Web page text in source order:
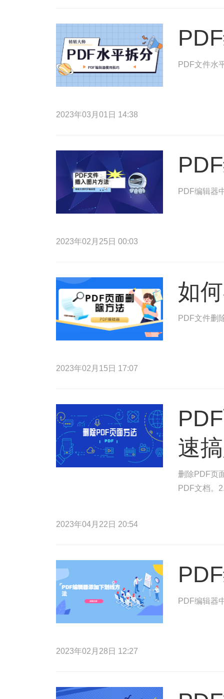
PDF文件水
2023年03月01日 14:38
PDF编辑器
2023年02月25日 00:03
如
PDF文件删
2023年02月15日 17:07
速
删除PDF页
PDF文档。
2023年04月22日 20:54
PDF编辑器
2023年02月28日 12:27